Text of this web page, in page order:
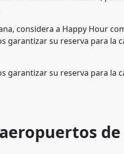
considera a Happy Hour
garantizar su reserva para la
garantizar su reserva para la